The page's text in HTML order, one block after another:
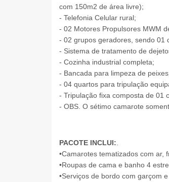
com 150m2 de área livre);
- Telefonia Celular rural;
- 02 Motores Propulsores MWM
- 02 grupos geradores, sendo 01
- Sistema de tratamento de
- Cozinha industrial completa;
- Bancada para limpeza de
- 04 quartos para tripulação
- Tripulação fixa composta de 01
- OBS. O sétimo camarote
PACOTE INCLUI:
•Camarotes tematizados com ar,
•Roupas de cama e banho 4
•Serviços de bordo com garçom